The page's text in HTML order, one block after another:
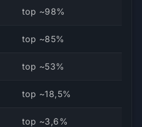
top ~98%
top ~85%
top ~53%
top ~18,5%
top ~3,6%